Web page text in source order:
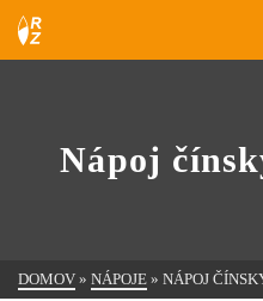
Nápoj
DOMOV » NÁPOJE » NÁPOJ